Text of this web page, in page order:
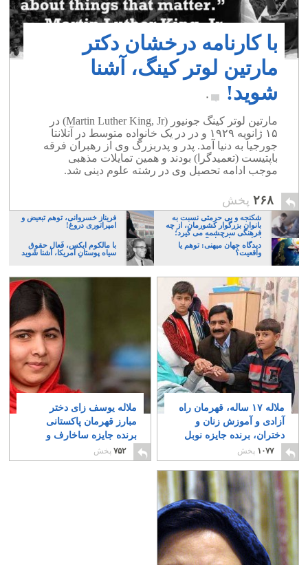
با کارنامه درخشان دکتر
مارتین لوتر کینگ، آشنا
شوید!
۰
مارتین لوتر کینگ جونیور (Martin Luther King, Jr)‏ در
۱۵ ژانویه ۱۹۲۹ و در در یک خانواده متوسط در آتلانتا
جورجیا به دنیا آمد. پدر و پدربزرگ وی از رهبران فرقه
باپتیست (تعمیدگرا) بودند و همین تمایلات مذهبی
موجب ادامه تحصیل وی در رشته علوم دینی شد.
۲۶۸ پخش
شکنجه و بی حرمتی نسبت به
بانوان بزرگوار کشورمان، از چه
فرهنگی سرچشمه می گیرد؛
ایرانی، و یا تازیان؟
فریناز خسروانی، توهم تبعیض و
امپراتوری دروغ!
دیدگاه جهان میهنی: توهم یا
واقعیت؟
با مالکوم ایکس، فَعال حقوق
سیاه پوستانِ آمریکا، آشنا شَوید
ملاله ۱۷ ساله، قهرمان راه
آزادی و آموزش زنان و
دختران، برنده جایزه نوبل
شد
۱ ۱۰۷۷ پخش
ملاله یوسف زای دختر
مبارز قهرمان پاکستانی
برنده جایزه ساخارف و
نامزد دریافت جایزه نوبل
۰
۷۵۲ پخش